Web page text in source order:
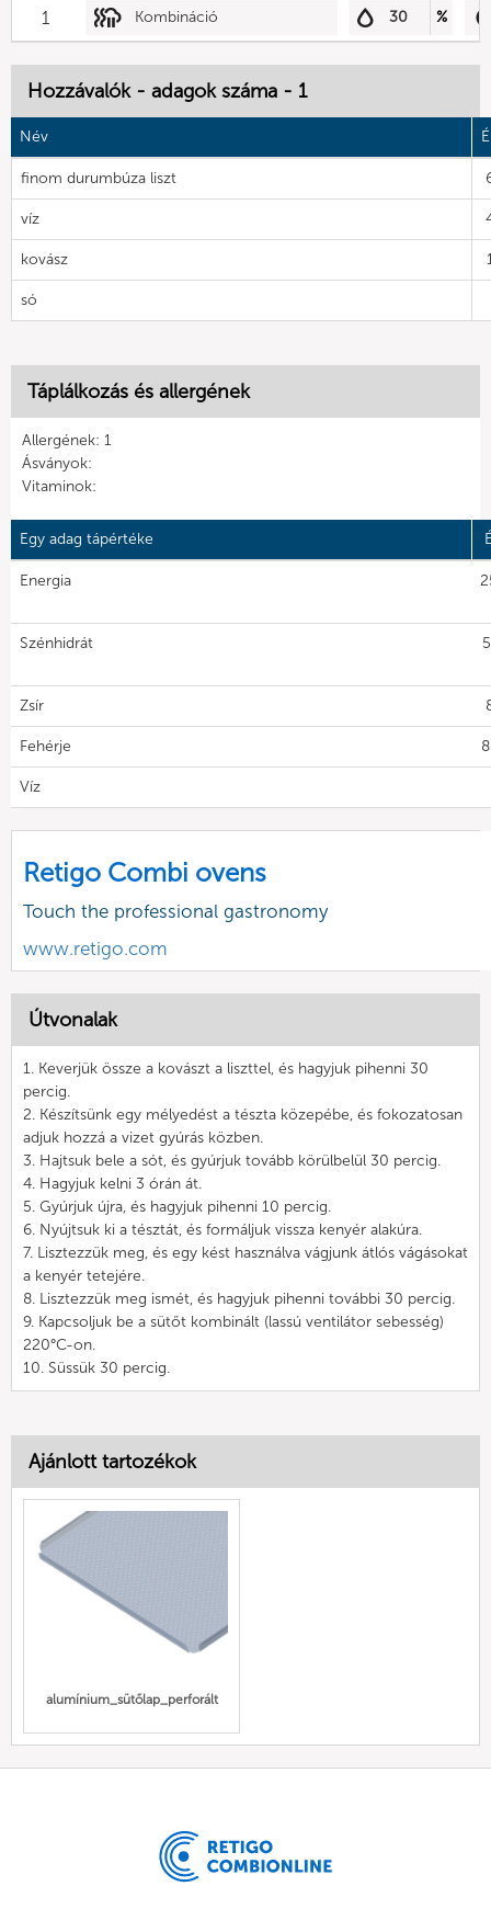
1 Kombináció 30 %
Hozzávalók - adagok száma - 1
Név
finom durumbúza liszt
víz
kovász
só
Táplálkozás és allergének
Allergének: 1
Ásványok:
Vitaminok:
Egy adag tápértéke
Energia
Szénhidrát
Zsír
Fehérje
Víz
Retigo Combi ovens
Touch the professional gastronomy
www.retigo.com
Útvonalak
1. Keverjük össze a kovászt a liszttel, és hagyjuk pihenni 30
percig.
2. Készítsünk egy mélyedést a tészta közepébe, és fokozatosan
adjuk hozzá a vizet gyúrás közben.
3. Hajtsuk bele a sót, és gyúrjuk tovább körülbelül 30 percig.
4. Hagyjuk kelni 3 órán át.
5. Gyúrjuk újra, és hagyjuk pihenni 10 percig.
6. Nyújtsuk ki a tésztát, és formáljuk vissza kenyér alakúra.
7. Lisztezzük meg, és egy kést használva vágjunk átlós vágásokat
a kenyér tetejére.
8. Lisztezzük meg ismét, és hagyjuk pihenni további 30 percig.
9. Kapcsoljuk be a sütőt kombinált (lassú ventilátor sebesség)
220°C-on.
10. Süssük 30 percig.
Ajánlott tartozékok
alumínium_sütőlap_perforált